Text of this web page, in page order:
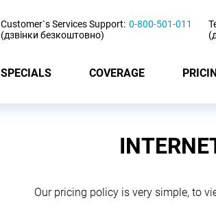
Customer`s Services Support:
(дзвінки безкоштовно)
0-800-501-011
SPECIALS COVERAGE
Our pricing policy is very simple, to